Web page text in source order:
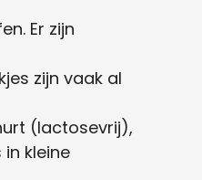
Er zijn
zijn vaak al
(lactosevrij),
kleine